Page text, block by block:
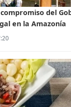
del
en la Amazonía